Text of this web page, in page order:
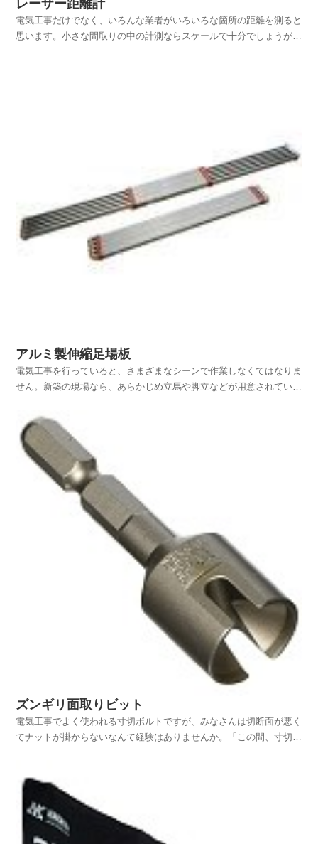
レーザー距離計
電気工事だけでなく、いろんな業者がいろいろな箇所の距離を測ると
思います。小さな間取りの中の計測ならスケールで十分でしょうが、
アルミ製伸縮足場板
電気工事を行っていると、さまざまなシーンで作業しなくてはなりま
せん。新築の現場なら、あらかじめ立馬や脚立などが用意されている
はないので、中には休日を利用して工事を行う場合もあり、作業用の
机や事務機器などが置かれている場合もあり、当然、作業...
ズンギリ面取りビット
電気工事でよく使われる寸切ボルトですが、みなさんは切断面が悪く
てナットが掛からないなんて経験はありませんか。「この間、寸切り
ないことが多いように感じます。ニッパーを使ってバリを取...